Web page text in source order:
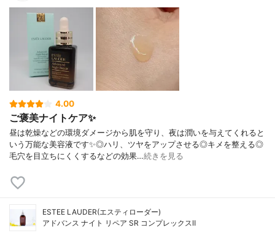
4.00
ご褒美ナイトケア✨
昼は乾燥などの環境ダメージから肌を守り、夜は潤いを与えてくれると
いう万能な美容液です✨◎ハリ、ツヤをアップさせる◎キメを整える◎
毛穴を目立ちにくくするなどの効果…続きを見る
ESTEE LAUDER(エスティローダー)
アドバンス ナイト リペア SR コンプレックスⅡ